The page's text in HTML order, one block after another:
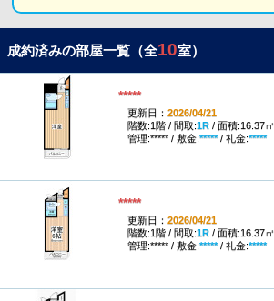
成約済みの部屋一覧（全10室）
*****
更新日： 2026/04/21
階数:1階 / 間取:1R/ 面積:16.37㎡
管理:***** / 敷金:*****/ 礼金:*****
*****
更新日： 2026/04/21
階数:1階 / 間取:1R/ 面積:16.37㎡
管理:***** / 敷金:*****/ 礼金:*****